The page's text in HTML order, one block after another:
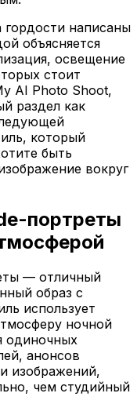
написаны
объясняется
освещение
стоит
AI Photo Shoot,
раздел как
который
быть
вокруг
образ с
использует
ночной
одиночных
анонсов
изображений,
чем студийный